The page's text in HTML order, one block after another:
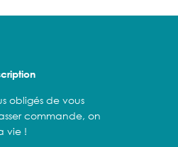
obligés de vous
commande, on
vie !